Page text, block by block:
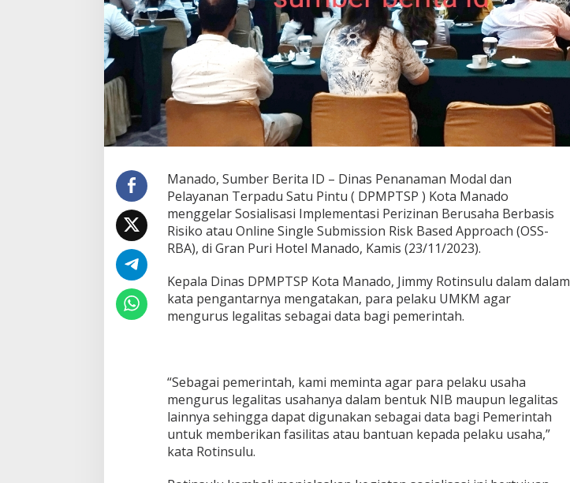
e
m
n
t
a
s
i
z
i
a
n
e
r
u
s
B
e
r
b
a
s
s
Manado, Sumber Berita ID – Dinas Penanaman Modal dan
Pelayanan Terpadu Satu Pintu ( DPMPTSP ) Kota Manado
menggelar Sosialisasi Implementasi Perizinan Berusaha Berbasis
Risiko atau Online Single Submission Risk Based Approach (OSS-
RBA), di Gran Puri Hotel Manado, Kamis (23/11/2023).
Kepala Dinas DPMPTSP Kota Manado, Jimmy Rotinsulu dalam dalam
kata pengantarnya mengatakan, para pelaku UMKM agar
mengurus legalitas sebagai data bagi pemerintah.
“Sebagai pemerintah, kami meminta agar para pelaku usaha
mengurus legalitas usahanya dalam bentuk NIB maupun legalitas
lainnya sehingga dapat digunakan sebagai data bagi Pemerintah
untuk memberikan fasilitas atau bantuan kepada pelaku usaha,”
kata Rotinsulu.